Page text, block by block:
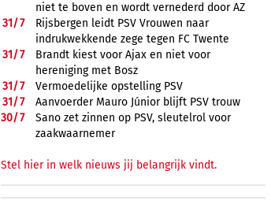
niet te boven en wordt vernederd door AZ
31/7
Rijsbergen leidt PSV Vrouwen naar
indrukwekkende zege tegen FC Twente
31/7
Brandt kiest voor Ajax en niet voor
hereniging met Bosz
31/7
Vermoedelijke opstelling PSV
31/7
Aanvoerder Mauro Júnior blijft PSV trouw
30/7
Sano zet zinnen op PSV, sleutelrol voor
zaakwaarnemer
Stel hier in welk nieuws jij belangrijk vindt.